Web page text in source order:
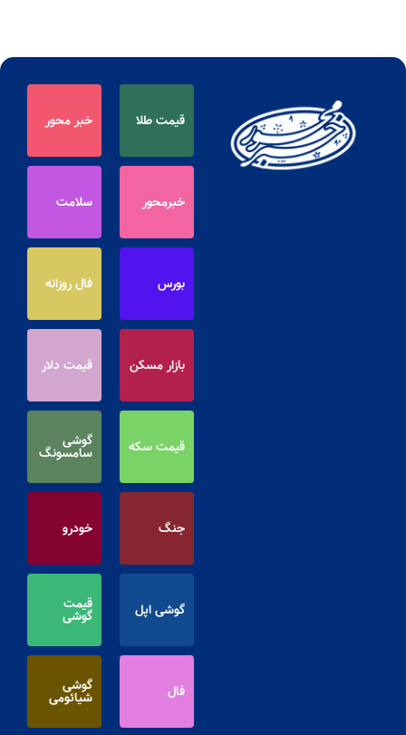
قیمت طلا خبر محور
خبرمحور سلامت
بورس فال روزانه
بازار مسکن قیمت دلار
قیمت سکه گوشی
سامسونگ
جنگ خودرو
گوشی اپل قیمت
گوشی
فال گوشی
شیائومی